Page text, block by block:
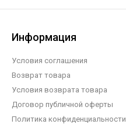
Информация
Условия соглашения
Возврат товара
Условия возврата товара
Договор публичной оферты
Политика конфиденциальности